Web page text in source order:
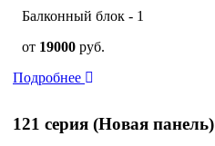
Балконный блок - 1
от 19000 руб.
Подробнее
121 серия (Новая панель)